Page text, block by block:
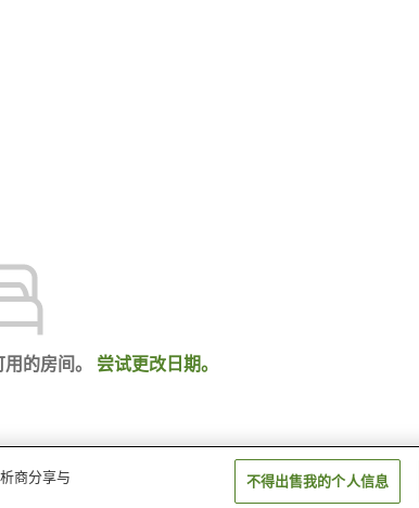
的房间。 尝试更改日期。
商分享与
不得出售我的个人信息